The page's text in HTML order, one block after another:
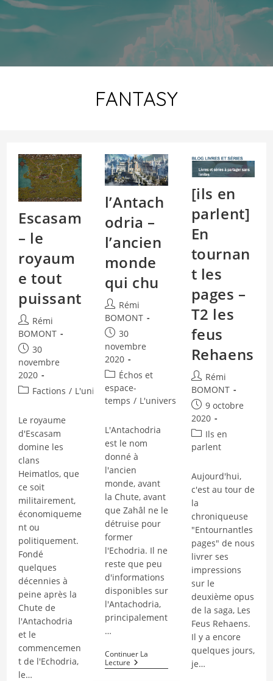
FANTASY
Escasam
– le
royaum
e tout
puissant
Auteur/autrice
de
la
publication :
Rémi
BOMONT
Publication
publiée :
30
novembre
2020
PostFactions / L'univers / Lieux
Le royaume
d'Escasam
domine les
clans
Heimatlos, que
ce soit
militairement,
économiqueme
nt ou
politiquement.
Fondé
quelques
décennies à
peine après la
Chute de
l'Antachodria
et le
commencemen
t de l'Echodria,
le…
l’Antach
odria –
l’ancien
monde
qui chu
Auteur/autrice
de
la
publication :
Rémi
BOMONT
Publication
publiée :
30
novembre
2020
Post
category:
Échos et
espace-
temps / L'univers
L'Antachodria
est le nom
donné à
l'ancien
monde, avant
la Chute, avant
que Zahâl ne le
détruise pour
former
l'Echodria. Il ne
reste que peu
d'informations
disponibles sur
l'Antachodria,
principalement
…
Continuer La
LectureL’Antachodria
–
[ils en
parlent]
En
tournan
t les
pages –
T2 les
feus
Rehaens
Auteur/autrice
de
la
publication :
Rémi
BOMONT
Publication
publiée :
9 octobre
2020
Post
category:
Ils en
parlent
Aujourd'hui,
c'est au tour de
la
chroniqueuse
"Entournantles
pages" de nous
livrer ses
impressions
sur le
deuxième opus
de la saga, Les
Feus Rehaens.
Il y a encore
quelques jours,
je…